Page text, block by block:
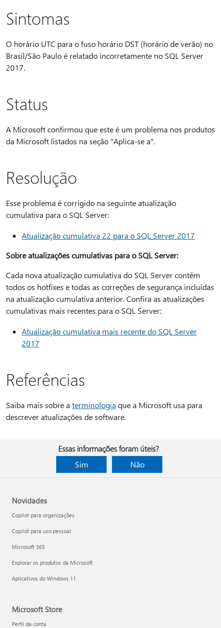
Sintomas
O horário UTC para o fuso horário DST (horário de verão) no
Brasil/São Paulo é relatado incorretamente no SQL Server
2017.
Status
A Microsoft confirmou que este é um problema nos produtos
da Microsoft listados na seção "Aplica-se a".
Resolução
Esse problema é corrigido na seguinte atualização
cumulativa para o SQL Server:
Atualização cumulativa 22 para o SQL Server 2017
Sobre atualizações cumulativas para o SQL Server:
Cada nova atualização cumulativa do SQL Server contém
todos os hotfixes e todas as correções de segurança incluídas
na atualização cumulativa anterior. Confira as atualizações
cumulativas mais recentes para o SQL Server:
Atualização cumulativa mais recente do SQL Server
2017
Referências
Saiba mais sobre a terminologia que a Microsoft usa para
descrever atualizações de software.
Essas informações foram úteis?
Sim
Não
Novidades
Copilot para organizações
Copilot para uso pessoal
Microsoft 365
Explorar os produtos da Microsoft
Aplicativos do Windows 11
Microsoft Store
Perfil da conta